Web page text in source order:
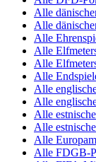
Alle
Alle
Alle
Alle
Alle
Alle
Alle
Alle
Alle
Alle
Alle
Alle FDGB-